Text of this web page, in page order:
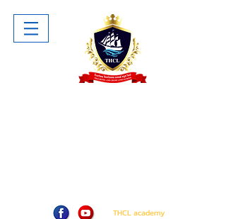
THCL academy